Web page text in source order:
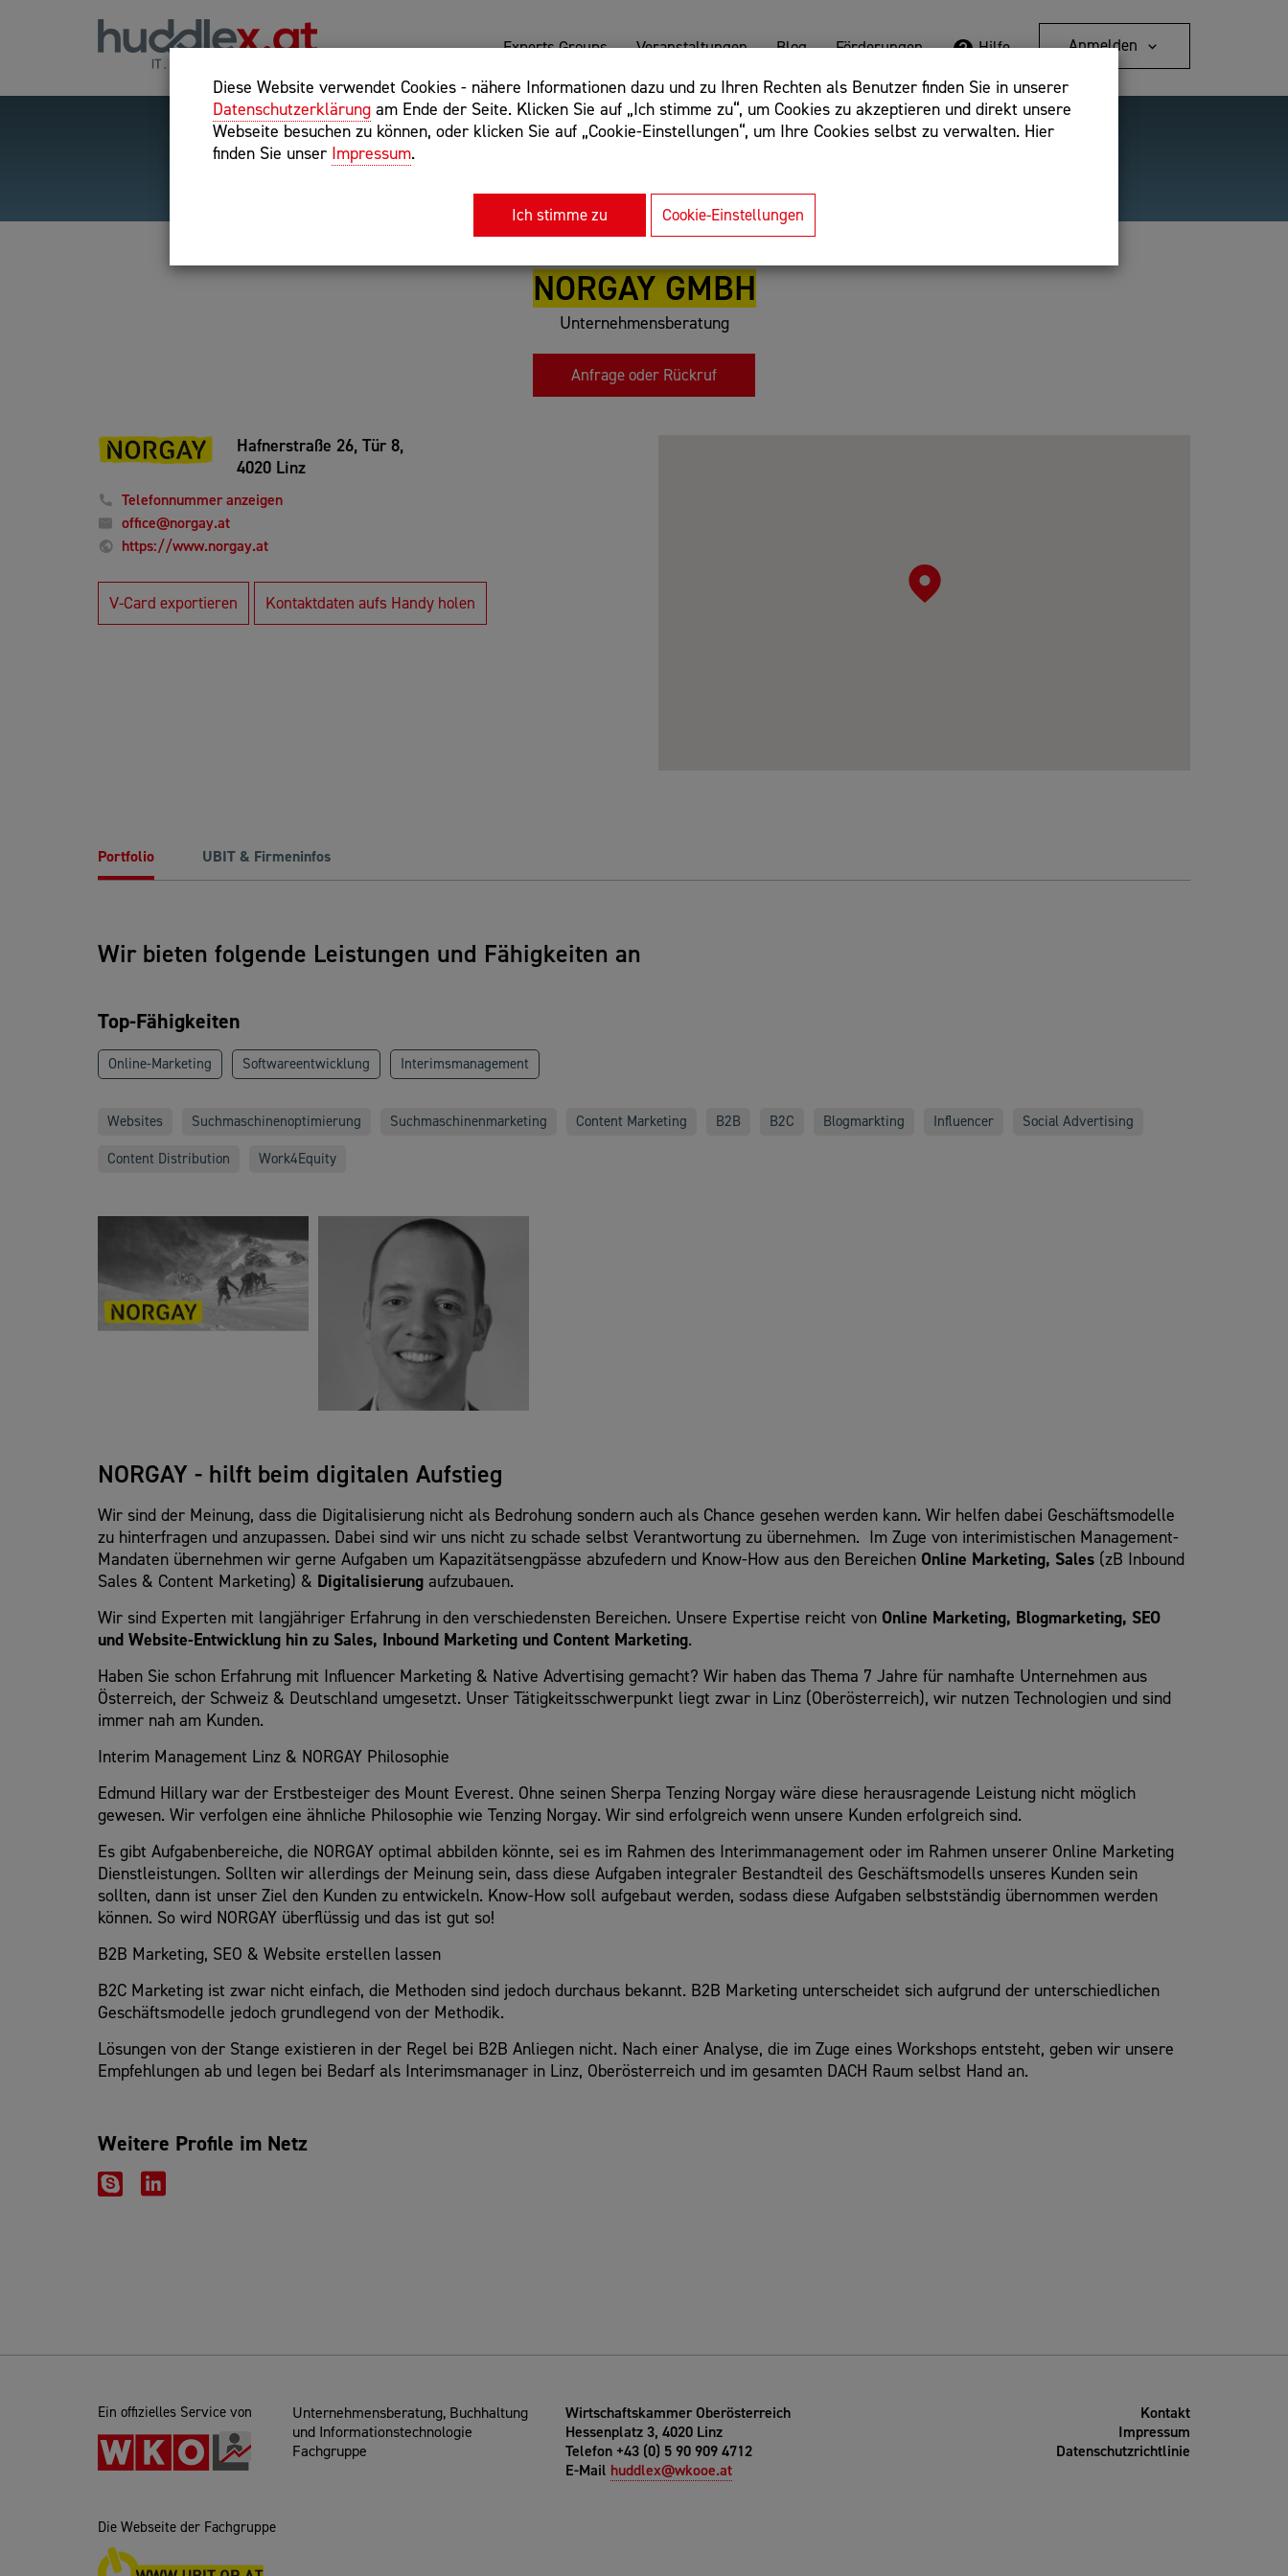
Diese Website verwendet Cookies - nähere Informationen dazu und zu Ihren Rechten als Benutzer finden Sie in unserer
Datenschutzerklärung am Ende der Seite. Klicken Sie auf „Ich stimme zu“, um Cookies zu akzeptieren und direkt unsere
Webseite besuchen zu können, oder klicken Sie auf „Cookie-Einstellungen“, um Ihre Cookies selbst zu verwalten. Hier
finden Sie unser Impressum.
Ich stimme zu Cookie-Einstellungen
Experts Groups Veranstaltungen Blog Förderungen Hilfe Anmelden
Hilfreiche Suchparameter: Begriff einschließen: +webshop, Begriff ausschließen: -webshop,
Exakter Suchbegriff: "internet of things"
Detailsuche
NORGAY GMBH
Unternehmensberatung
Anfrage oder Rückruf
Hafnerstraße 26, Tür 8,
4020 Linz
Telefonnummer anzeigen
office@norgay.at
https://www.norgay.at
V-Card exportieren Kontaktdaten aufs Handy holen
Portfolio UBIT & Firmeninfos
Wir bieten folgende Leistungen und Fähigkeiten an
Top-Fähigkeiten
Online-Marketing Softwareentwicklung Interimsmanagement
Websites Suchmaschinenoptimierung Suchmaschinenmarketing Content Marketing B2B B2C Blogmarkting Influencer
Social Advertising
Content Distribution
Work4Equity
NORGAY - hilft beim digitalen Aufstieg
Wir sind der Meinung, dass die Digitalisierung nicht als Bedrohung sondern auch als Chance gesehen werden kann. Wir helfen dabei Geschäftsmodelle
zu hinterfragen und anzupassen. Dabei sind wir uns nicht zu schade selbst Verantwortung zu übernehmen. Im Zuge von interimistischen Management-
Mandaten übernehmen wir gerne Aufgaben um Kapazitätsengpässe abzufedern und Know-How aus den Bereichen Online Marketing, Sales (zB Inbound
Sales & Content Marketing) & Digitalisierung aufzubauen.
Wir sind Experten mit langjähriger Erfahrung in den verschiedensten Bereichen. Unsere Expertise reicht von Online Marketing, Blogmarketing, SEO
und Website-Entwicklung hin zu Sales, Inbound Marketing und Content Marketing.
Haben Sie schon Erfahrung mit Influencer Marketing & Native Advertising gemacht? Wir haben das Thema 7 Jahre für namhafte Unternehmen aus
Österreich, der Schweiz & Deutschland umgesetzt. Unser Tätigkeitsschwerpunkt liegt zwar in Linz (Oberösterreich), wir nutzen Technologien und sind
immer nah am Kunden.
Interim Management Linz & NORGAY Philosophie
Edmund Hillary war der Erstbesteiger des Mount Everest. Ohne seinen Sherpa Tenzing Norgay wäre diese herausragende Leistung nicht möglich
gewesen. Wir verfolgen eine ähnliche Philosophie wie Tenzing Norgay. Wir sind erfolgreich wenn unsere Kunden erfolgreich sind.
Es gibt Aufgabenbereiche, die NORGAY optimal abbilden könnte, sei es im Rahmen des Interimmanagement oder im Rahmen unserer Online Marketing
Dienstleistungen. Sollten wir allerdings der Meinung sein, dass diese Aufgaben integraler Bestandteil des Geschäftsmodells unseres Kunden sein
sollten, dann ist unser Ziel den Kunden zu entwickeln. Know-How soll aufgebaut werden, sodass diese Aufgaben selbstständig übernommen werden
können. So wird NORGAY überflüssig und das ist gut so!
B2B Marketing, SEO & Website erstellen lassen
B2C Marketing ist zwar nicht einfach, die Methoden sind jedoch durchaus bekannt. B2B Marketing unterscheidet sich aufgrund der unterschiedlichen
Geschäftsmodelle jedoch grundlegend von der Methodik.
Lösungen von der Stange existieren in der Regel bei B2B Anliegen nicht. Nach einer Analyse, die im Zuge eines Workshops entsteht, geben wir unsere
Empfehlungen ab und legen bei Bedarf als Interimsmanager in Linz, Oberösterreich und im gesamten DACH Raum selbst Hand an.
Weitere Profile im Netz
Ein offizielles Service von
Unternehmensberatung, Buchhaltung
und Informationstechnologie
Fachgruppe
Wirtschaftskammer Oberösterreich
Hessenplatz 3, 4020 Linz
Telefon +43 (0) 5 90 909 4712
E-Mail huddlex@wkooe.at
Kontakt
Impressum
Datenschutzrichtlinie
Die Webseite der Fachgruppe